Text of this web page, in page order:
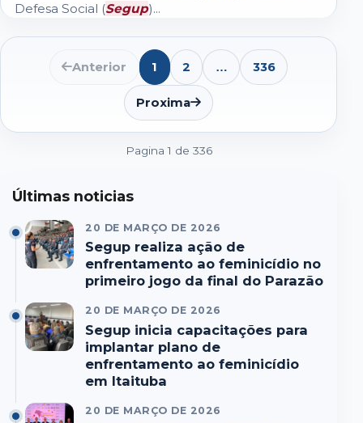
Defesa Social (Segup)...
Anterior 1 2 …Abrir
lista
336
Proxima
Pagina 1 de 336
Últimas noticias
20 DE MARÇO DE 2026
Segup realiza ação de
enfrentamento ao feminicídio no
primeiro jogo da final do Parazão
20 DE MARÇO DE 2026
Segup inicia capacitações para
implantar plano de
enfrentamento ao feminicídio
em Itaituba
20 DE MARÇO DE 2026